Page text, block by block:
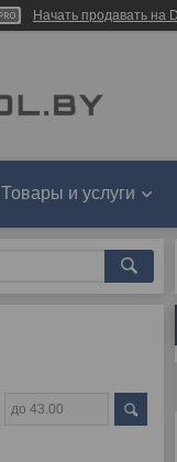
Начать продавать на
Товары и услуги